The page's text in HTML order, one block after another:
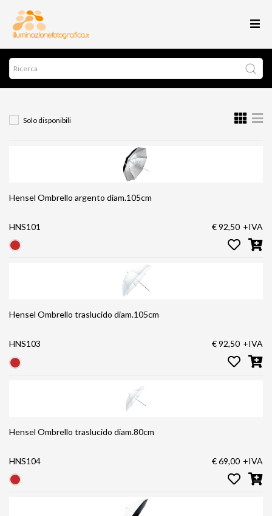
Solo disponibili
Hensel Ombrello argento diam.105cm
HNS101 € 92,50 +IVA
Hensel Ombrello traslucido diam.105cm
HNS103 € 92,50 +IVA
Hensel Ombrello traslucido diam.80cm
HNS104 € 69,00 +IVA